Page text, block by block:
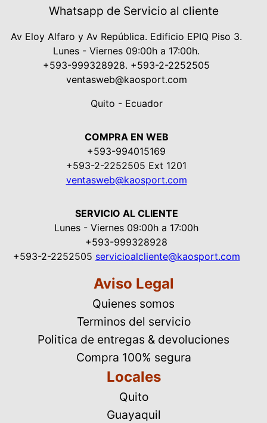
Whatsapp de Servicio al cliente
Av Eloy Alfaro y Av República. Edificio EPIQ Piso 3.
Lunes - Viernes 09:00h a 17:00h.
+593-999328928. +593-2-2252505
ventasweb@kaosport.com
Quito - Ecuador
COMPRA EN WEB
+593-994015169
+593-2-2252505 Ext 1201
ventasweb@kaosport.com
SERVICIO AL CLIENTE
Lunes - Viernes 09:00h a 17:00h
+593-999328928
+593-2-2252505 servicioalcliente@kaosport.com
Aviso Legal
Quienes somos
Terminos del servicio
Politica de entregas & devoluciones
Compra 100% segura
Locales
Quito
Guayaquil